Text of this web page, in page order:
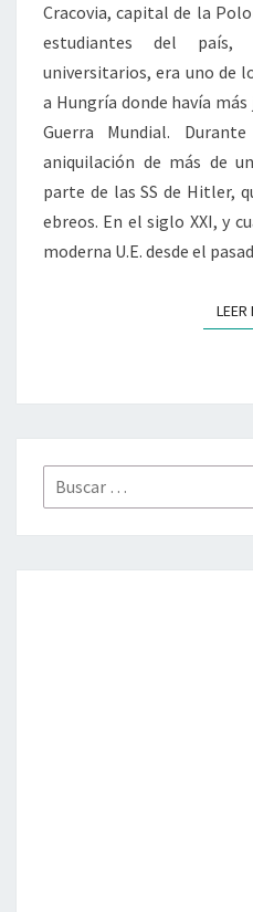
Cracovia, capital de la
estudiantes del país,
universitarios, era uno de
a Hungría donde havía
Guerra Mundial.
aniquilación de más de
parte de las SS de Hitler,
ebreos. En el siglo XXI, y
moderna U.E. desde el
LEER
Buscar
por: